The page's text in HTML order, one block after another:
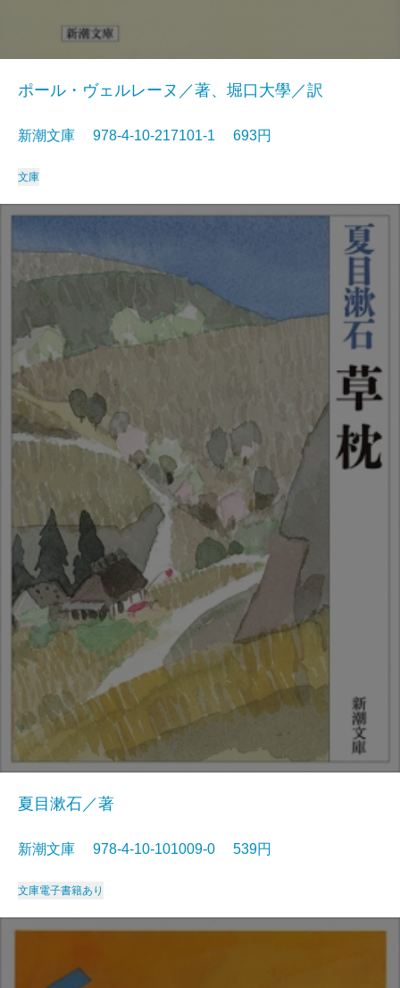
ポール・ヴェルレーヌ／著、堀口大學／訳
新潮文庫 978-4-10-217101-1 693円
文庫
夏目漱石／著
新潮文庫 978-4-10-101009-0 539円
文庫電子書籍あり